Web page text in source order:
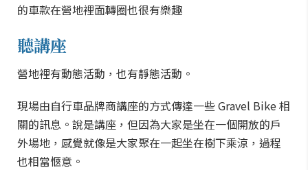
的車款在營地裡面轉圈也很有樂趣
聽講座
營地裡有動態活動，也有靜態活動。
現場由自行車品牌商講座的方式傳達一些 Gravel Bike 相
關的訊息。說是講座，但因為大家是坐在一個開放的戶
外場地，感覺就像是大家聚在一起坐在樹下乘涼，過程
也相當愜意。